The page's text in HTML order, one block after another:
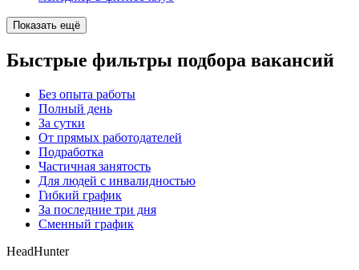
Показать ещё
Быстрые фильтры подбора вакансий
Без опыта работы
Полный день
За сутки
От прямых работодателей
Подработка
Частичная занятость
Для людей с инвалидностью
Гибкий график
За последние три дня
Сменный график
HeadHunter